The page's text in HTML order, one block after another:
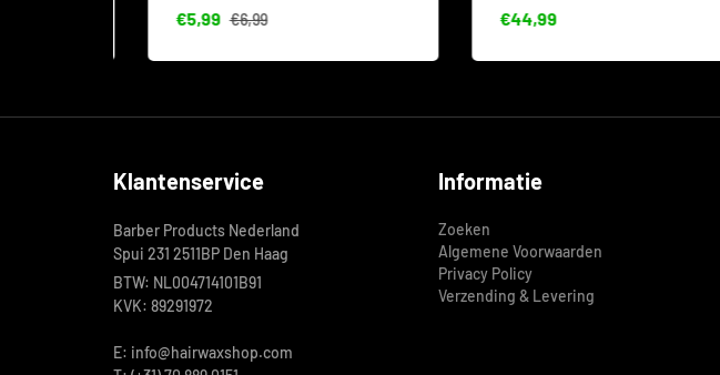
€5,99 €6,99 €44,99
Klantenservice
Barber Products Nederland
Spui 231 2511BP Den Haag
BTW: NL004714101B91
KVK: 89291972
E: info@hairwaxshop.com
Informatie
Zoeken
Algemene Voorwaarden
Privacy Policy
Verzending & Levering